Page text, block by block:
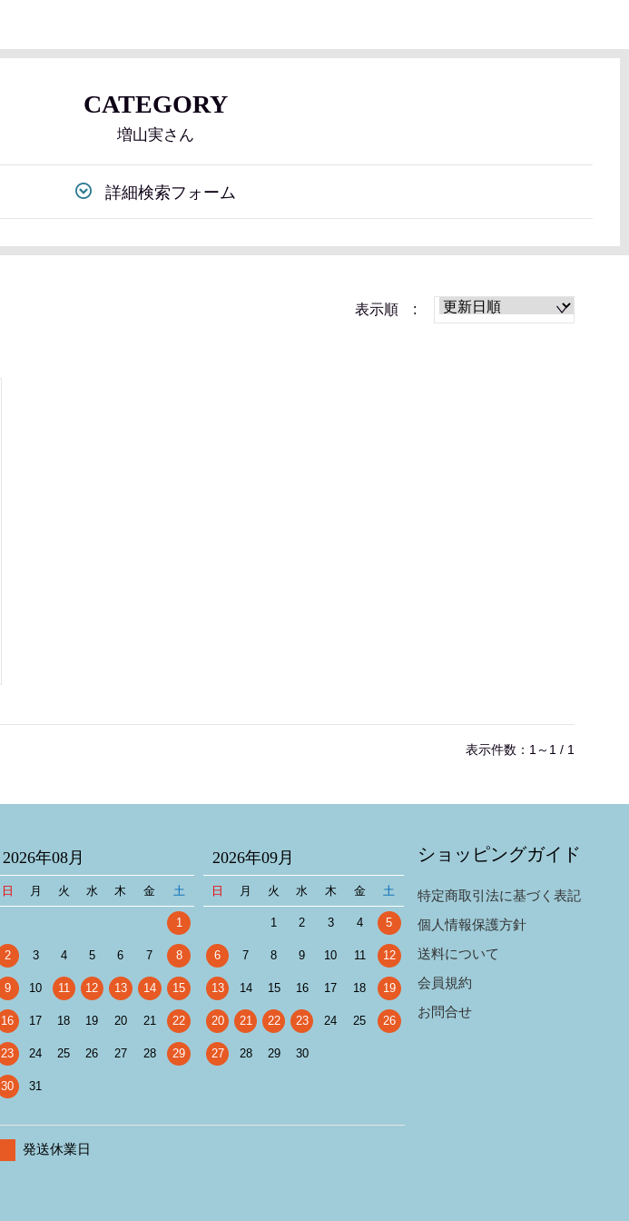
CATEGORY
増山実さん
詳細検索フォーム
表示順 :
表示件数：1～1 / 1
2026年08月
日 月 火 水 木 金 土
1
2 3 4 5 6 7 8
9 10 11 12 13 14 15
16 17 18 19 20 21 22
23 24 25 26 27 28 29
30 31
2026年09月
日 月 火 水 木 金 土
1 2 3 4 5
6 7 8 9 10 11 12
13 14 15 16 17 18 19
20 21 22 23 24 25 26
27 28 29 30
発送休業日
ショッピングガイド
特定商取引法に基づく表記
個人情報保護方針
送料について
会員規約
お問合せ